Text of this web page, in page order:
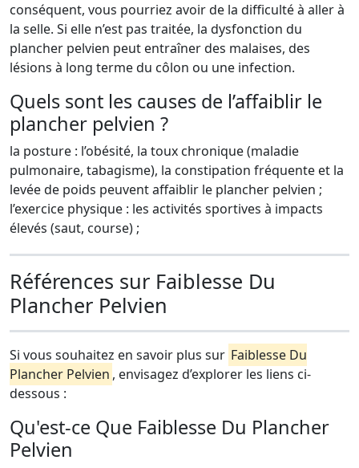
conséquent, vous pourriez avoir de la difficulté à aller à
la selle. Si elle n’est pas traitée, la dysfonction du
plancher pelvien peut entraîner des malaises, des
lésions à long terme du côlon ou une infection.
Quels sont les causes de l’affaiblir le
plancher pelvien ?
la posture : l’obésité, la toux chronique (maladie
pulmonaire, tabagisme), la constipation fréquente et la
levée de poids peuvent affaiblir le plancher pelvien ;
l’exercice physique : les activités sportives à impacts
élevés (saut, course) ;
Références sur Faiblesse Du
Plancher Pelvien
Si vous souhaitez en savoir plus sur Faiblesse Du
Plancher Pelvien , envisagez d’explorer les liens ci-
dessous :
Qu'est-ce Que Faiblesse Du Plancher
Pelvien